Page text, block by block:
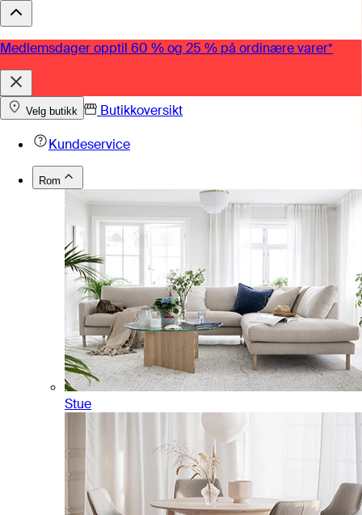
Medlemsdager opptil 60 % og 25 % på ordinære varer*
Velg butikk
Butikkoversikt
Kundeservice
Rom
Stue